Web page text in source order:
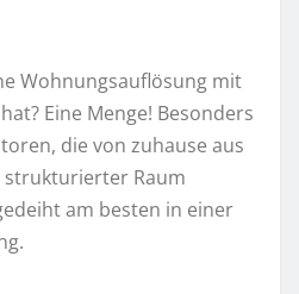
Wohnungsauflösung mit
Eine Menge! Besonders
die von zuhause aus
Raum
am besten in einer